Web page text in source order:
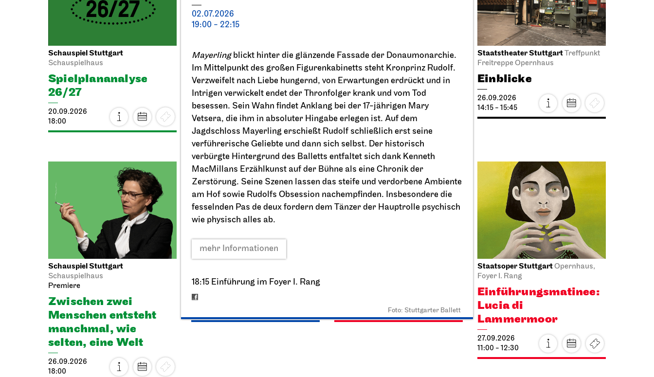
02.07.2026
19:00 - 22:15
Mayerlingblickt hinter die glänzende Fassade der Donaumonarchie.
Im Mittelpunkt des großen Figurenkabinetts steht Kronprinz Rudolf.
Verzweifelt nach Liebe hungernd, von Erwartungen erdrückt und in
Intrigen verwickelt endet der Thronfolger krank und vom Tod
besessen. Sein Wahn findet Anklang bei der 17-jährigen Mary
Vetsera, die ihm in absoluter Hingabe erlegen ist. Auf dem
Jagdschloss Mayerling erschießt Rudolf schließlich erst seine
verführerische Geliebte und dann sich selbst. Der historisch
verbürgte Hintergrund des Balletts entfaltet sich dank Kenneth
MacMillans Erzählkunst auf der Bühne als eine Chronik der
Zerstörung. Seine Szenen lassen das steife und verdorbene Ambiente
am Hof sowie Rudolfs Obsession nachempfinden. Insbesondere die
fesselnden Pas de deux fordern dem Tänzer der Hauptrolle psychisch
wie physisch alles ab.
mehr Informationen
18:15 Einführung im Foyer I. Rang
Foto: Stuttgarter Ballett
Schauspiel Stuttgart
Schauspielhaus
Spiel­plan­analyse
26/27
20.09.2026
18:00
JOiNNord
Ciao Sommer!
25.09.2026
17:00
Stuttgarter Ballett Opernhaus
Onegin
25.09.2026
19:00 - 21:30
Staatstheater StuttgartTreffpunkt
Freitreppe Opernhaus
Einblicke
26.09.2026
14:15 - 15:45
Schauspiel Stuttgart
Schauspielhaus
Premiere
Zwischen zwei
Menschen ent­steht
manch­mal, wie
selten, eine Welt
26.09.2026
18:00
Onegin
26.09.2026
So, 27.09.2026
Staatsoper StuttgartOpernhaus,
Foyer I. Rang
Einführungs­matinee:
Lucia di
Lammermoor
27.09.2026
11:00 - 12:30